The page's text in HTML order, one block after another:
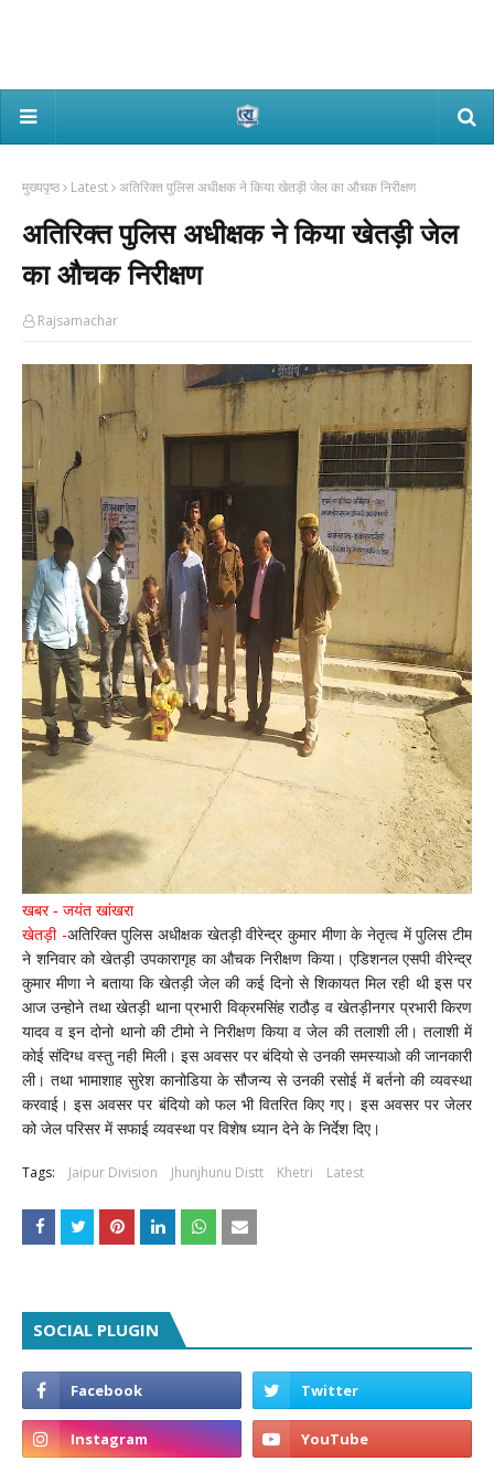
मुख्यपृष्ठ Latest अतिरिक्त पुलिस अधीक्षक ने किया खेतड़ी जेल का औचक निरीक्षण
अतिरिक्त पुलिस अधीक्षक ने किया खेतड़ी जेल
का औचक निरीक्षण
Rajsamachar
खबर - जयंत खांखरा
खेतड़ी -अतिरिक्त पुलिस अधीक्षक खेतड़ी वीरेन्द्र कुमार मीणा के नेतृत्व में पुलिस टीम
ने शनिवार को खेतड़ी उपकारागृह का औचक निरीक्षण किया। एडिशनल एसपी वीरेन्द्र
कुमार मीणा ने बताया कि खेतड़ी जेल की कई दिनो से शिकायत मिल रही थी इस पर
आज उन्होने तथा खेतड़ी थाना प्रभारी विक्रमसिंह राठौड़ व खेतड़ीनगर प्रभारी किरण
यादव व इन दोनो थानो की टीमो ने निरीक्षण किया व जेल की तलाशी ली। तलाशी में
कोई संदिग्ध वस्तु नही मिली। इस अवसर पर बंदियो से उनकी समस्याओ की जानकारी
ली। तथा भामाशाह सुरेश कानोडिया के सौजन्य से उनकी रसोई में बर्तनो की व्यवस्था
करवाई। इस अवसर पर बंदियो को फल भी वितरित किए गए। इस अवसर पर जेलर
को जेल परिसर में सफाई व्यवस्था पर विशेष ध्यान देने के निर्देश दिए।
Tags: Jaipur Division Jhunjhunu Distt Khetri Latest
SOCIAL PLUGIN